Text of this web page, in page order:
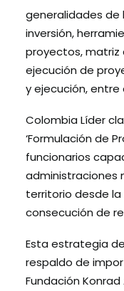
generalidades
inversión,
proyectos, matriz
ejecución de
y ejecución, entre
Colombia Líder
‘Formulación de
funcionarios
administraciones
territorio desde
consecución de
Esta estrategia
respaldo de
Fundación